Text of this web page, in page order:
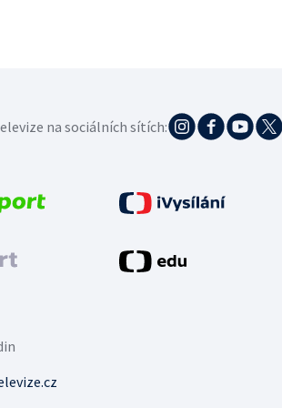
na sociálních sítích: